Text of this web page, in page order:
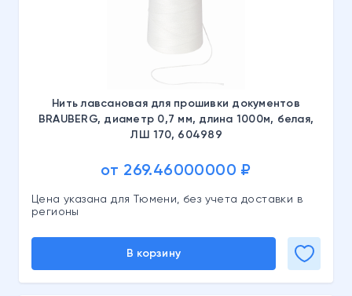
Нить лавсановая для прошивки документов
BRAUBERG, диаметр 0,7 мм, длина 1000м, белая,
ЛШ 170, 604989
от 269.46000000 ₽
Цена указана для Тюмени, без учета доставки в
регионы
В корзину